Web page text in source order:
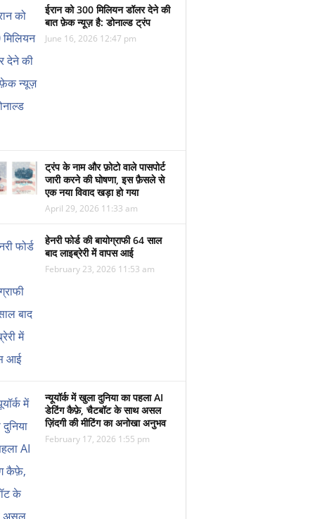
ईरान को 300 मिलियन डॉलर देने की
बात फ़ेक न्यूज़ है: डोनाल्ड ट्रंप
June 16, 2026 12:47 pm
ट्रंप के नाम और फ़ोटो वाले पासपोर्ट
जारी करने की घोषणा, इस फ़ैसले से
एक नया विवाद खड़ा हो गया
April 29, 2026 11:33 am
हेनरी फोर्ड की बायोग्राफी 64 साल
बाद लाइब्रेरी में वापस आई
February 23, 2026 11:53 am
न्यूयॉर्क में खुला दुनिया का पहला AI
डेटिंग कैफ़े, चैटबॉट के साथ असल
ज़िंदगी की मीटिंग का अनोखा अनुभव
February 17, 2026 1:55 pm